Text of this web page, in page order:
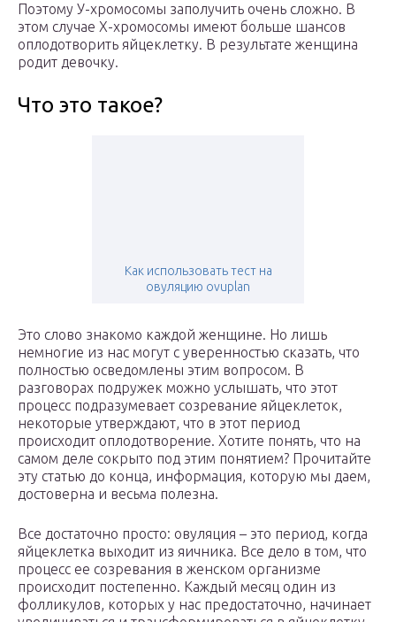
Поэтому У-хромосомы заполучить очень сложно. В
этом случае Х-хромосомы имеют больше шансов
оплодотворить яйцеклетку. В результате женщина
родит девочку.
Что это такое?
Как использовать тест на
овуляцию ovuplan
Это слово знакомо каждой женщине. Но лишь
немногие из нас могут с уверенностью сказать, что
полностью осведомлены этим вопросом. В
разговорах подружек можно услышать, что этот
процесс подразумевает созревание яйцеклеток,
некоторые утверждают, что в этот период
происходит оплодотворение. Хотите понять, что на
самом деле сокрыто под этим понятием? Прочитайте
эту статью до конца, информация, которую мы даем,
достоверна и весьма полезна.
Все достаточно просто: овуляция – это период, когда
яйцеклетка выходит из яичника. Все дело в том, что
процесс ее созревания в женском организме
происходит постепенно. Каждый месяц один из
фолликулов, которых у нас предостаточно, начинает